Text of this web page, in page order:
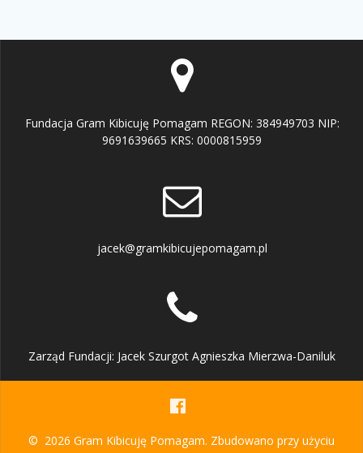
Fundacja Gram Kibicuję Pomagam REGON: 384949703 NIP:
9691639665 KRS: 0000815959
jacek@gramkibicujepomagam.pl
Zarząd Fundacji: Jacek Szurgot Agnieszka Mierzwa-Daniluk
© 2026 Gram Kibicuję Pomagam. Zbudowano przy użyciu